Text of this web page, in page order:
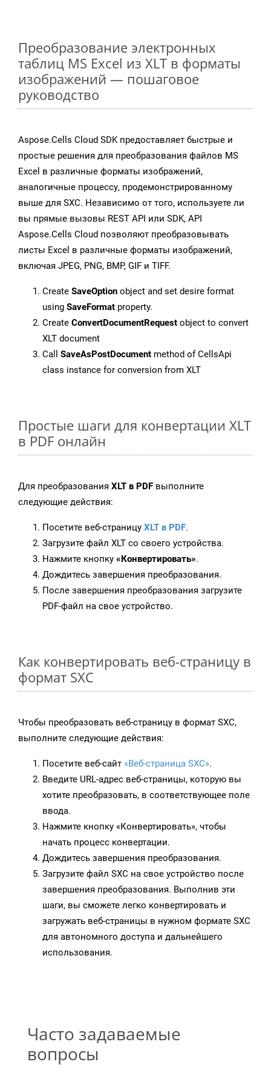
Преобразование электронных
таблиц MS Excel из XLT в форматы
изображений — пошаговое
руководство
Aspose.Cells Cloud SDK предоставляет быстрые и
простые решения для преобразования файлов MS
Excel в различные форматы изображений,
аналогичные процессу, продемонстрированному
выше для SXC. Независимо от того, используете ли
вы прямые вызовы REST API или SDK, API
Aspose.Cells Cloud позволяют преобразовывать
листы Excel в различные форматы изображений,
включая JPEG, PNG, BMP, GIF и TIFF.
Create SaveOption object and set desire format
using SaveFormat property.
Create ConvertDocumentRequest object to convert
XLT document
Call SaveAsPostDocument method of CellsApi
class instance for conversion from XLT
Простые шаги для конвертации XLT
в PDF онлайн
Для преобразования XLT в PDF выполните
следующие действия:
Посетите веб-страницу XLT в PDF.
Загрузите файл XLT со своего устройства.
Нажмите кнопку «Конвертировать».
Дождитесь завершения преобразования.
После завершения преобразования загрузите
PDF-файл на свое устройство.
Как конвертировать веб-страницу в
формат SXC
Чтобы преобразовать веб-страницу в формат SXC,
выполните следующие действия:
Посетите веб-сайт «Веб-страница SXC».
Введите URL-адрес веб-страницы, которую вы
хотите преобразовать, в соответствующее поле
ввода.
Нажмите кнопку «Конвертировать», чтобы
начать процесс конвертации.
Дождитесь завершения преобразования.
Загрузите файл SXC на свое устройство после
завершения преобразования. Выполнив эти
шаги, вы сможете легко конвертировать и
загружать веб-страницы в нужном формате SXC
для автономного доступа и дальнейшего
использования.
Часто задаваемые
вопросы